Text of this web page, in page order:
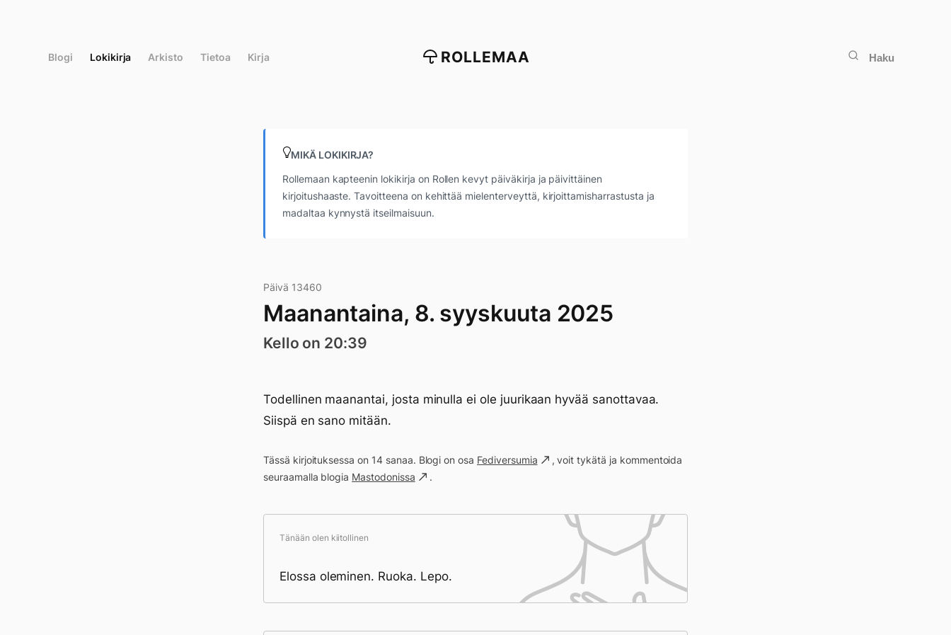
Blogi Lokikirja Arkisto Tietoa Kirja ROLLEMAA Haku
MIKÄ LOKIKIRJA?
Rollemaan kapteenin lokikirja on Rollen kevyt päiväkirja ja päivittäinen
kirjoitushaaste. Tavoitteena on kehittää mielenterveyttä, kirjoittamisharrastusta ja
madaltaa kynnystä itseilmaisuun.
Päivä 13460
Maanantaina, 8. syyskuuta 2025
Kello on 20:39
Todellinen maanantai, josta minulla ei ole juurikaan hyvää sanottavaa.
Siispä en sano mitään.
Tässä kirjoituksessa on 14 sanaa. Blogi on osa Fediversumia
, voit tykätä ja kommentoida
seuraamalla blogia Mastodonissa .
Tänään olen kiitollinen
Elossa oleminen. Ruoka. Lepo.